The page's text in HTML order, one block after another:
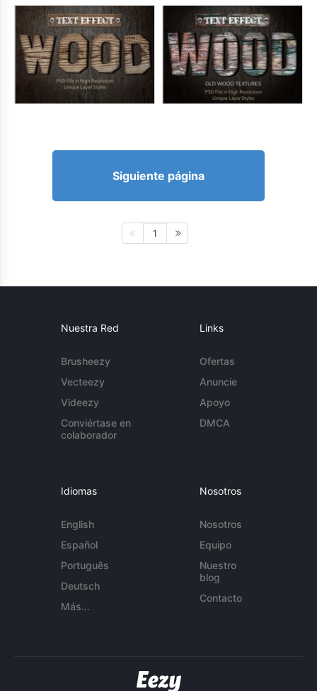
Siguiente página
1
Nuestra Red
Brusheezy
Vecteezy
Videezy
Conviértase en
colaborador
Links
Ofertas
Anuncie
Apoyo
DMCA
Idiomas
English
Español
Português
Deutsch
Más...
Nosotros
Nosotros
Equipo
Nuestro
blog
Contacto